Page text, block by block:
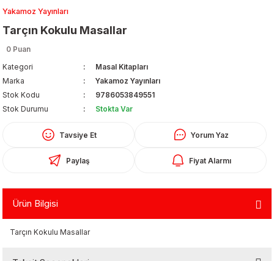
Yakamoz Yayınları
Tarçın Kokulu Masallar
0 Puan
Kategori
Masal Kitapları
Marka
Yakamoz Yayınları
Stok Kodu
9786053849551
Stok Durumu
Stokta Var
Tavsiye Et Yorum Yaz
Paylaş Fiyat Alarmı
Ürün Bilgisi
Tarçın Kokulu Masallar